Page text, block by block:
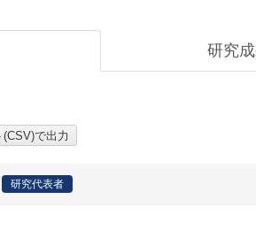
研究
研究代表者